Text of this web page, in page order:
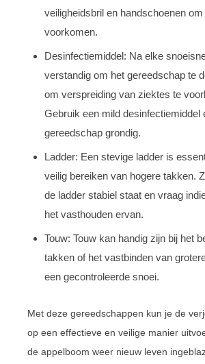
veiligheidsbril en handschoenen
voorkomen.
Desinfectiemiddel: Na elke
verstandig om het gereedschap te
om verspreiding van ziektes te
Gebruik een mild desinfectiemiddel
gereedschap grondig.
Ladder: Een stevige ladder is
veilig bereiken van hogere takken.
de ladder stabiel staat en vraag
het vasthouden ervan.
Touw: Touw kan handig zijn bij het
takken of het vastbinden van
een gecontroleerde snoei.
Met deze gereedschappen kun je de
op een effectieve en veilige manier
de appelboom weer nieuw leven